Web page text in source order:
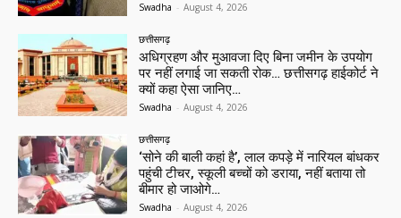
Swadha - August 4, 2026
छत्तीसगढ़
अधिग्रहण और मुआवजा दिए बिना जमीन के उपयोग
पर नहीं लगाई जा सकती रोक… छत्तीसगढ़ हाईकोर्ट ने
क्यों कहा ऐसा जानिए…
Swadha - August 4, 2026
छत्तीसगढ़
‘सोने की बाली कहां है’, लाल कपड़े में नारियल बांधकर
पहुंची टीचर, स्कूली बच्चों को डराया, नहीं बताया तो
बीमार हो जाओगे…
Swadha - August 4, 2026